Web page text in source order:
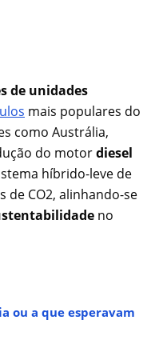
de unidades
mais populares do
como Austrália,
do motordiesel
híbrido-leve de
de CO2, alinhando-se
no
ou a que esperavam